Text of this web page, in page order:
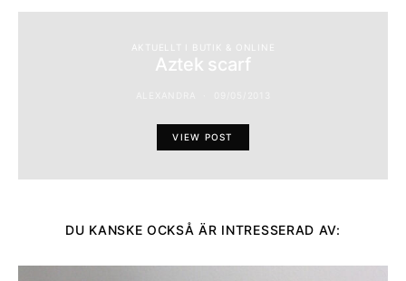
AKTUELLT I BUTIK & ONLINE
Aztek scarf
VIEW POST
DU KANSKE OCKSÅ ÄR INTRESSERAD AV: